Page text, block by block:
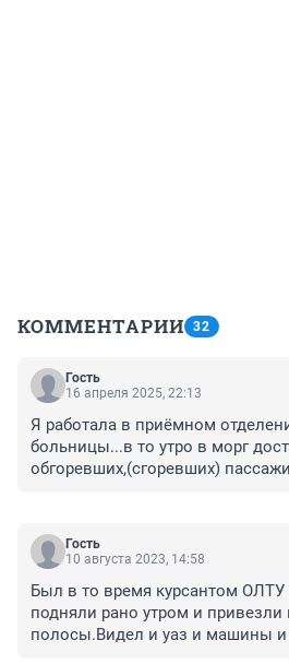
КОММЕНТАРИИ 32
Гость
16 апреля 2025, 22:13
Я работала в приёмном
больницы...в то утро в морг
обгоревших,(сгоревших)
было,запах сгоревшего мяса
момент я была беременная,я
будет 40 лет.Но я вспоминаю
вижу самолёт в небе,молюсь
Земли и совершили
Гость
10 августа 2023, 14:58
Был в то время курсантом ОЛТУ
подняли рано утром и привезли
полосы.Видел и уаз и машины и